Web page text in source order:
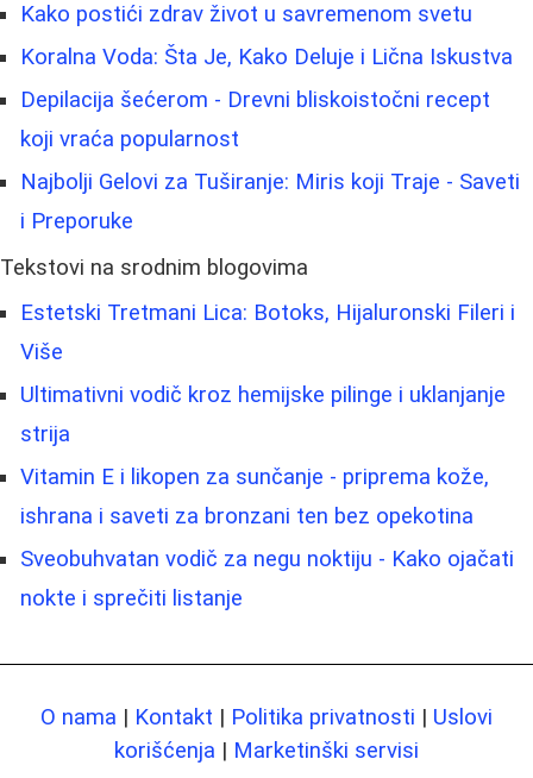
Kako postići zdrav život u savremenom svetu
Koralna Voda: Šta Je, Kako Deluje i Lična Iskustva
Depilacija šećerom - Drevni bliskoistočni recept
koji vraća popularnost
Najbolji Gelovi za Tuširanje: Miris koji Traje - Saveti
i Preporuke
Tekstovi na srodnim blogovima
Estetski Tretmani Lica: Botoks, Hijaluronski Fileri i
Više
Ultimativni vodič kroz hemijske pilinge i uklanjanje
strija
Vitamin E i likopen za sunčanje - priprema kože,
ishrana i saveti za bronzani ten bez opekotina
Sveobuhvatan vodič za negu noktiju - Kako ojačati
nokte i sprečiti listanje
O nama | Kontakt | Politika privatnosti | Uslovi
korišćenja | Marketinški servisi